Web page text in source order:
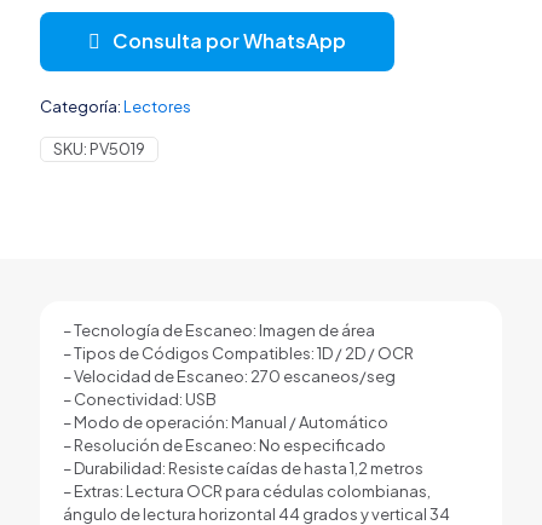
SAT
ID
IMAGER
DE
AREA
Consulta por WhatsApp
Categoría:Lectores
SKU: PV5019
– Tecnología de Escaneo: Imagen de área
– Tipos de Códigos Compatibles: 1D / 2D / OCR
– Velocidad de Escaneo: 270 escaneos/seg
– Conectividad: USB
– Modo de operación: Manual / Automático
– Resolución de Escaneo: No especificado
– Durabilidad: Resiste caídas de hasta 1,2 metros
– Extras: Lectura OCR para cédulas colombianas,
ángulo de lectura horizontal 44 grados y vertical 34